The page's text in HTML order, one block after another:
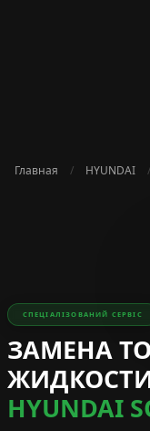
Главная HYUNDAI
СПЕЦІАЛІЗОВАНИЙ СЕРВІС
ЗАМЕНА
HYUNDAI